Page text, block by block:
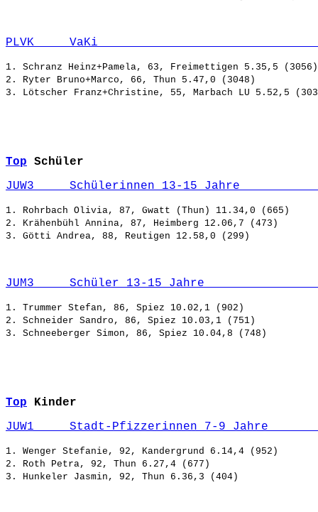
PLVK     VaKi
1. Schranz Heinz+Pamela, 63, Freimettigen 5.35,5 (3056)
2. Ryter Bruno+Marco, 66, Thun 5.47,0 (3048)
Top
Schüler
JUW3     Schülerinnen 13-15 Jahre
1. Rohrbach Olivia, 87, Gwatt (Thun) 11.34,0 (665)
2. Krähenbühl Annina, 87, Heimberg 12.06,7 (473)
JUM3     Schüler 13-15 Jahre
1. Trummer Stefan, 86, Spiez 10.02,1 (902)
2. Schneider Sandro, 86, Spiez 10.03,1 (751)
Top
Kinder
JUW1     Stadt-Pfizzerinnen 7-9 Jahre
1. Wenger Stefanie, 92, Kandergrund 6.14,4 (952)
2. Roth Petra, 92, Thun 6.27,4 (677)